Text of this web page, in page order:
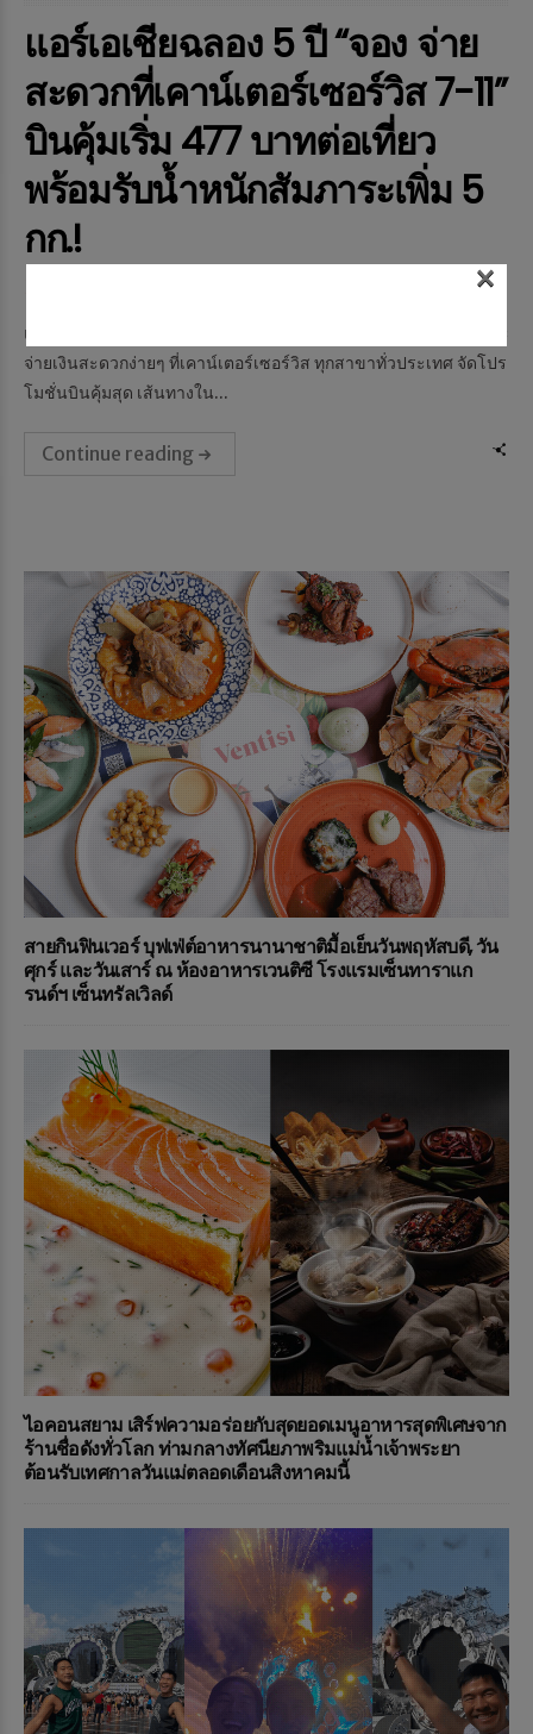
แอร์เอเชียฉลอง 5 ปี “จอง จ่าย
สะดวกที่เคาน์เตอร์เซอร์วิส 7-11”
บินคุ้มเริ่ม 477 บาทต่อเที่ยว
พร้อมรับน้ำหนักสัมภาระเพิ่ม 5
กก.!
แอร์เอเชีย ร่วมกับเคาน์เตอร์เซอร์วิส ฉลองครบ 5 ปี บริการซื้อตั๋วและ
จ่ายเงินสะดวกง่ายๆ ที่เคาน์เตอร์เซอร์วิส ทุกสาขาทั่วประเทศ จัดโปร
โมชั่นบินคุ้มสุด เส้นทางใน...
Continue reading
สายกินฟินเวอร์ บุฟเฟ่ต์อาหารนานาชาติมื้อเย็นวันพฤหัสบดี, วัน
ศุกร์ และวันเสาร์ ณ ห้องอาหารเวนติซี โรงแรมเซ็นทาราแก
รนด์ฯ เซ็นทรัลเวิลด์
ไอคอนสยาม เสิร์ฟความอร่อยกับสุดยอดเมนูอาหารสุดพิเศษจาก
ร้านชื่อดังทั่วโลก ท่ามกลางทัศนียภาพริมแม่น้ำเจ้าพระยา
ต้อนรับเทศกาลวันแม่ตลอดเดือนสิงหาคมนี้
×